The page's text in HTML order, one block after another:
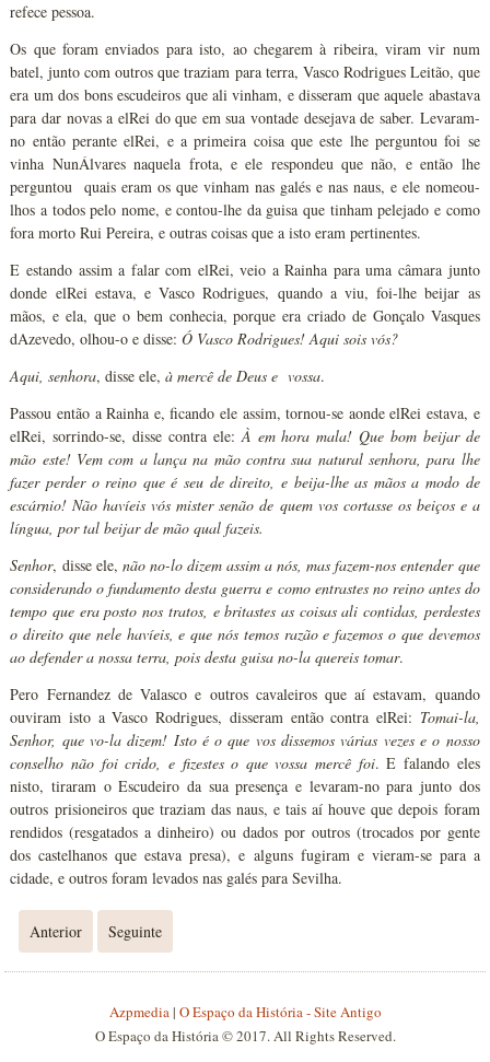
refece pessoa.
Os que foram enviados para isto, ao chegarem à ribeira, viram vir num
batel, junto com outros que traziam para terra, Vasco Rodrigues Leitão, que
era um dos bons escudeiros que ali vinham, e disseram que aquele abastava
para dar novas a elRei do que em sua vontade desejava de saber. Levaram-
no então perante elRei, e a primeira coisa que este lhe perguntou foi se
vinha NunÁlvares naquela frota, e ele respondeu que não, e então lhe
perguntou quais eram os que vinham nas galés e nas naus, e ele nomeou-
lhos a todos pelo nome, e contou-lhe da guisa que tinham pelejado e como
fora morto Rui Pereira, e outras coisas que a isto eram pertinentes.
E estando assim a falar com elRei, veio a Rainha para uma câmara junto
donde elRei estava, e Vasco Rodrigues, quando a viu, foi-lhe beijar as
mãos, e ela, que o bem conhecia, porque era criado de Gonçalo Vasques
dAzevedo, olhou-o e disse:Ó Vasco Rodrigues! Aqui sois vós?
Aqui, senhora, disse ele, à mercê de Deus e vossa.
Passou então a Rainha e, ficando ele assim, tornou-se aonde elRei estava, e
elRei, sorrindo-se, disse contra ele:À em hora mala! Que bom beijar de
mão este! Vem com a lança na mão contra sua natural senhora, para lhe
fazer perder o reino que é seu de direito, e beija-lhe as mãos a modo de
escárnio! Não havíeis vós mister senão de quem vos cortasse os beiços e a
língua, por tal beijar de mão qual fazeis.
Senhor, disse ele, não no-lo dizem assim a nós, mas fazem-nos entender que
considerando o fundamento desta guerra e como entrastes no reino antes do
tempo que era posto nos tratos, e britastes as coisas ali contidas, perdestes
o direito que nele havíeis, e que nós temos razão e fazemos o que devemos
ao defender a nossa terra, pois desta guisa no-la quereis tomar.
Pero Fernandez de Valasco e outros cavaleiros que aí estavam, quando
ouviram isto a Vasco Rodrigues, disseram então contra elRei: Tomai-la,
Senhor, que vo-la dizem! Isto é o que vos dissemos várias vezes e o nosso
conselho não foi crido, e fizestes o que vossa mercê foi. E falando eles
nisto, tiraram o Escudeiro da sua presença e levaram-no para junto dos
outros prisioneiros que traziam das naus, e tais aí houve que depois foram
rendidos (resgatados a dinheiro) ou dados por outros (trocados por gente
dos castelhanos que estava presa), e alguns fugiram e vieram-se para a
cidade, e outros foram levados nas galés para Sevilha.
Anterior Seguinte
Azpmedia| O Espaço da História - Site Antigo
O Espaço da História © 2017. All Rights Reserved.